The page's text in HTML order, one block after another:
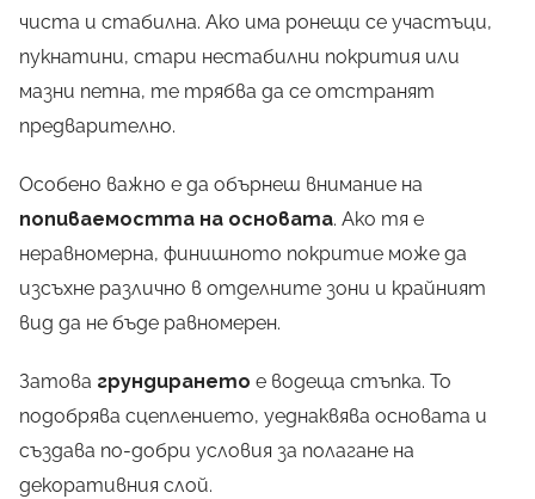
чиста и стабилна. Ако има ронещи се участъци,
пукнатини, стари нестабилни покрития или
мазни петна, те трябва да се отстранят
предварително.
Особено важно е да обърнеш внимание на
попиваемостта на основата. Ако тя е
неравномерна, финишното покритие може да
изсъхне различно в отделните зони и крайният
вид да не бъде равномерен.
Затова грундирането е водеща стъпка. То
подобрява сцеплението, уеднаквява основата и
създава по-добри условия за полагане на
декоративния слой.